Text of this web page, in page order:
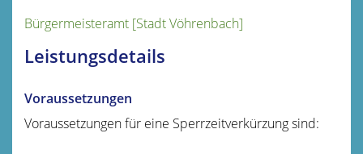
Bürgermeisteramt [Stadt Vöhrenbach]
Leistungsdetails
Voraussetzungen
Voraussetzungen für eine Sperrzeitverkürzung sind: